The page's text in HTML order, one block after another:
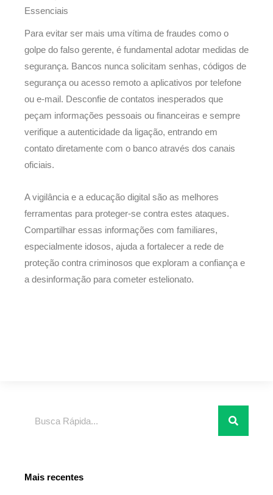
Essenciais
Para evitar ser mais uma vítima de fraudes como o
golpe do falso gerente, é fundamental adotar medidas de
segurança. Bancos nunca solicitam senhas, códigos de
segurança ou acesso remoto a aplicativos por telefone
ou e-mail. Desconfie de contatos inesperados que
peçam informações pessoais ou financeiras e sempre
verifique a autenticidade da ligação, entrando em
contato diretamente com o banco através dos canais
oficiais.
A vigilância e a educação digital são as melhores
ferramentas para proteger-se contra estes ataques.
Compartilhar essas informações com familiares,
especialmente idosos, ajuda a fortalecer a rede de
proteção contra criminosos que exploram a confiança e
a desinformação para cometer estelionato.
Mais recentes